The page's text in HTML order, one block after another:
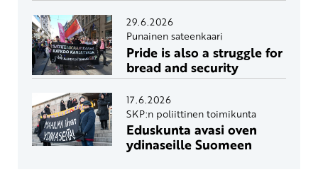
29.6.2026
Punainen sateenkaari
Pride is also a struggle for
bread and security
17.6.2026
SKP:n poliittinen toimikunta
Eduskunta avasi oven
ydinaseille Suomeen